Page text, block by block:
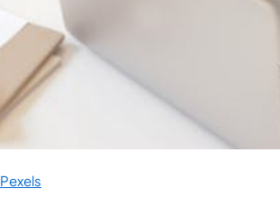
Pexels